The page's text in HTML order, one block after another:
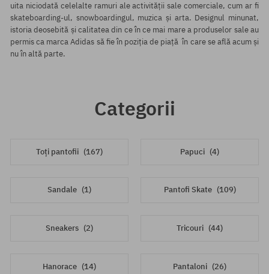
uita niciodată celelalte ramuri ale activității sale comerciale, cum ar fi
skateboarding-ul, snowboardingul, muzica și arta. Designul minunat,
istoria deosebită și calitatea din ce în ce mai mare a produselor sale au
permis ca marca Adidas să fie în poziția de piață în care se află acum și
nu în altă parte.
Categorii
Toți pantofii (167) Papuci (4)
Sandale (1) Pantofi Skate (109)
Sneakers (2) Tricouri (44)
Hanorace (14) Pantaloni (26)